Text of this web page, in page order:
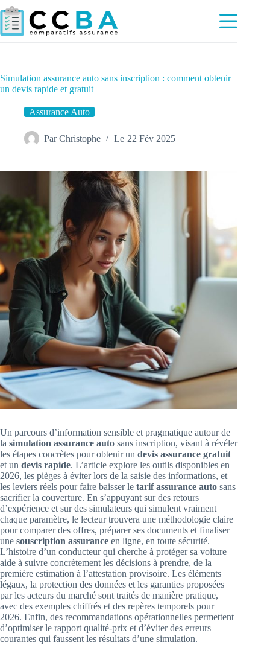
Passer
au
contenu
Simulation assurance auto sans inscription : comment obtenir
un devis rapide et gratuit
Assurance Auto
Par Christophe Le 22 Fév 2025
Un parcours d’information sensible et pragmatique autour de
la simulation assurance auto sans inscription, visant à révéler
les étapes concrètes pour obtenir un devis assurance gratuit
et un devis rapide. L’article explore les outils disponibles en
2026, les pièges à éviter lors de la saisie des informations, et
les leviers réels pour faire baisser le tarif assurance auto sans
sacrifier la couverture. En s’appuyant sur des retours
d’expérience et sur des simulateurs qui simulent vraiment
chaque paramètre, le lecteur trouvera une méthodologie claire
pour comparer des offres, préparer ses documents et finaliser
une souscription assurance en ligne, en toute sécurité.
L’histoire d’un conducteur qui cherche à protéger sa voiture
aide à suivre concrètement les décisions à prendre, de la
première estimation à l’attestation provisoire. Les éléments
légaux, la protection des données et les garanties proposées
par les acteurs du marché sont traités de manière pratique,
avec des exemples chiffrés et des repères temporels pour
2026. Enfin, des recommandations opérationnelles permettent
d’optimiser le rapport qualité-prix et d’éviter des erreurs
courantes qui faussent les résultats d’une simulation.